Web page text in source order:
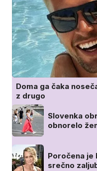
Doma ga čaka
z drugo
Slovenka
obnorelo
Poročena
srečno